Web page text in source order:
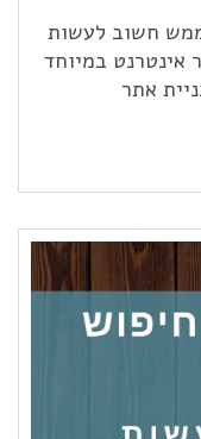
3 דברים שממש חשוב לעשות
אינטרנט במיוחד
אתר